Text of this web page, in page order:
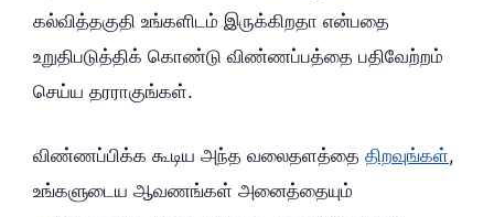
கல்வித்தகுதி உங்களிடம் இருக்கிறதா என்பதை
உறுதிபடுத்திக் கொண்டு விண்ணப்பத்தை பதிவேற்றம்
செய்ய தரராகுங்கள்.
விண்ணப்பிக்க கூடிய அந்த வலைதளத்தை திறவுங்கள்,
உங்களுடைய ஆவணங்கள் அனைத்தையும்